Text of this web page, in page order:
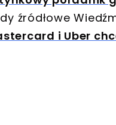
źródłowe
i Uber